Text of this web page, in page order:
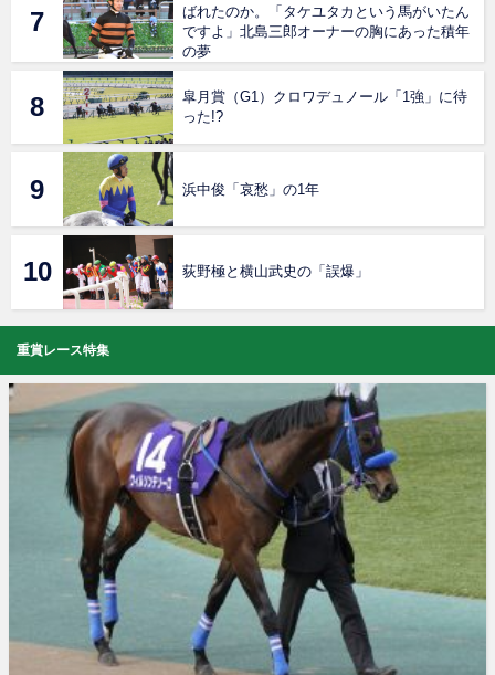
ばれたのか。「タケユタカという馬がいたん
ですよ」北島三郎オーナーの胸にあった積年
の夢
皐月賞（G1）クロワデュノール「1強」に待
った!?
浜中俊「哀愁」の1年
荻野極と横山武史の「誤爆」
重賞レース特集